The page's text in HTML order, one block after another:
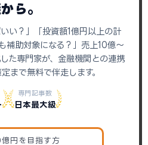
ら。
い？」「投資額1億円以上の計
補助対象になる？」売上10億〜
た専門家が、金融機関との連携
まで無料で伴走します。
専門記事数
日本最大級
円を目指す方